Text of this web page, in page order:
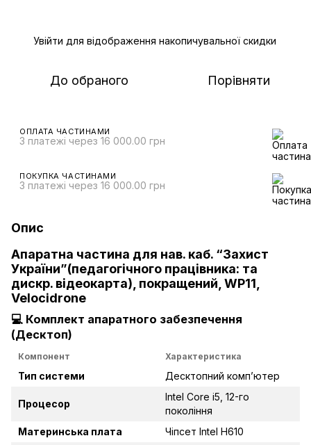
Увійти для відображення накопичувальної скидки
До обраного Порівняти
ОПЛАТА ЧАСТИНАМИ
3 платежі через 16 000.00 грн
ПОКУПКА ЧАСТИНАМИ
3 платежі через 16 000.00 грн
Опис
Апаратна частина для нав. каб. “Захист
України”(педагогічного працівника: та
дискр. відеокарта), покращений, WP11,
Velocidrone
💻 Комплект апаратного забезпечення
(Десктоп)
Компонент Характеристика
Тип системи Десктопний комп’ютер
Процесор
Intel Core i5, 12-го
покоління
Материнська плата
Чіпсет Intel H610